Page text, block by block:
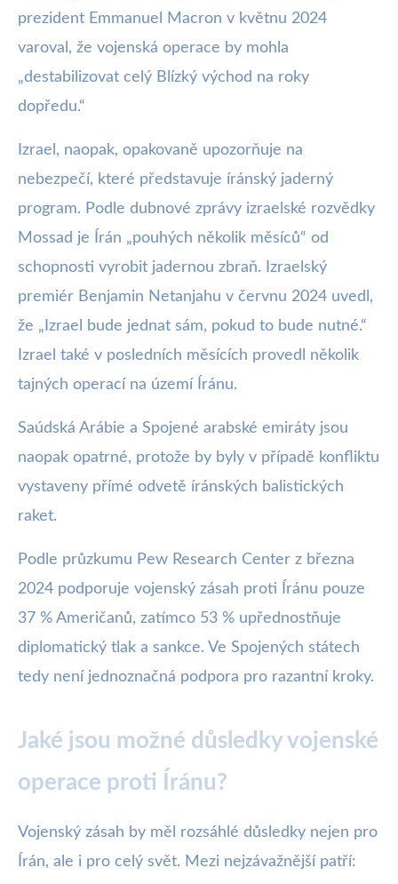
prezident Emmanuel Macron v květnu 2024
varoval, že vojenská operace by mohla
„destabilizovat celý Blízký východ na roky
dopředu.“
Izrael, naopak, opakovaně upozorňuje na
nebezpečí, které představuje íránský jaderný
program. Podle dubnové zprávy izraelské rozvědky
Mossad je Írán „pouhých několik měsíců“ od
schopnosti vyrobit jadernou zbraň. Izraelský
premiér Benjamin Netanjahu v červnu 2024 uvedl,
že „Izrael bude jednat sám, pokud to bude nutné.“
Izrael také v posledních měsících provedl několik
tajných operací na území Íránu.
Saúdská Arábie a Spojené arabské emiráty jsou
naopak opatrné, protože by byly v případě konfliktu
vystaveny přímé odvetě íránských balistických
raket.
Podle průzkumu Pew Research Center z března
2024 podporuje vojenský zásah proti Íránu pouze
37 % Američanů, zatímco 53 % upřednostňuje
diplomatický tlak a sankce. Ve Spojených státech
tedy není jednoznačná podpora pro razantní kroky.
Jaké jsou možné důsledky vojenské
operace proti Íránu?
Vojenský zásah by měl rozsáhlé důsledky nejen pro
Írán, ale i pro celý svět. Mezi nejzávažnější patří: